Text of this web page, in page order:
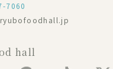
7060
hall